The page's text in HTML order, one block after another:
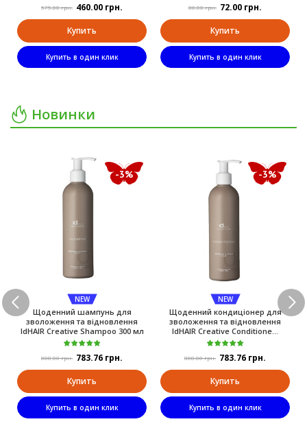
575.00 грн. 460.00 грн.
Купить
Купить в один клик
80.00 грн. 72.00 грн.
Купить
Купить в один клик
Новинки
-3%
NEW
Щоденний шампунь для
зволоження та відновлення
IdHAIR Creative Shampoo 300 мл
808.00 грн. 783.76 грн.
Купить
Купить в один клик
-3%
NEW
Щоденний кондиціонер для
зволоження та відновлення
IdHAIR Creative Conditione...
808.00 грн. 783.76 грн.
Купить
Купить в один клик